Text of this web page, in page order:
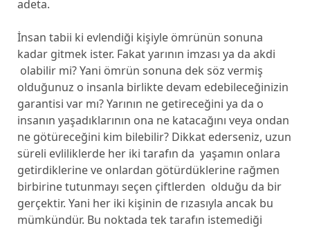
adeta.
İnsan tabii ki evlendiği kişiyle ömrünün sonuna
kadar gitmek ister. Fakat yarının imzası ya da akdi
olabilir mi? Yani ömrün sonuna dek söz vermiş
olduğunuz o insanla birlikte devam edebileceğinizin
garantisi var mı? Yarının ne getireceğini ya da o
insanın yaşadıklarının ona ne katacağını veya ondan
ne götüreceğini kim bilebilir? Dikkat ederseniz, uzun
süreli evliliklerde her iki tarafın da yaşamın onlara
getirdiklerine ve onlardan götürdüklerine rağmen
birbirine tutunmayı seçen çiftlerden olduğu da bir
gerçektir. Yani her iki kişinin de rızasıyla ancak bu
mümkündür. Bu noktada tek tarafın istemediği